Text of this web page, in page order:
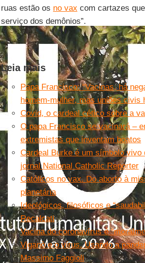
ruas estão os no vax com cartazes
serviço dos demônios”.
Leia mais
Papa Francisco: “Vacinas, há
homem-mulher, mas uniões civis
Covid, o cardeal cético sobre a
O papa Francisco se vacinará –
extremistas que inventam boatos
Cardeal Burke é um símbolo
jornal National Catholic Reporter
Católicos no vax. Do aborto à
planetária
Ideológicos, filosóficos e
Recalcati
Vacina do coronavírus é
Viganò e o vírus. Usando a
Massimo Faggioli